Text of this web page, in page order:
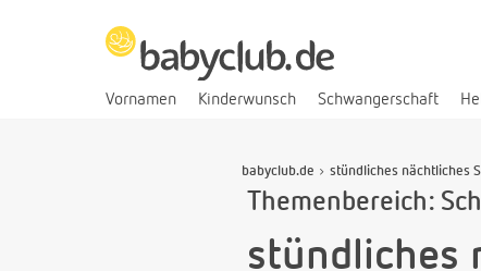
Vornamen Kinderwunsch Schwangerschaft
babyclub.de stündliches nächtliches
Themenbereich:
stündliches